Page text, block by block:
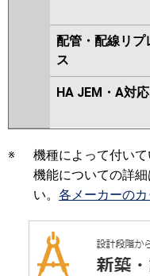
配管・配線リプ
ス
HA JEM・A対応
※
機種によって付いて
機能についての詳
い。 各メーカーの